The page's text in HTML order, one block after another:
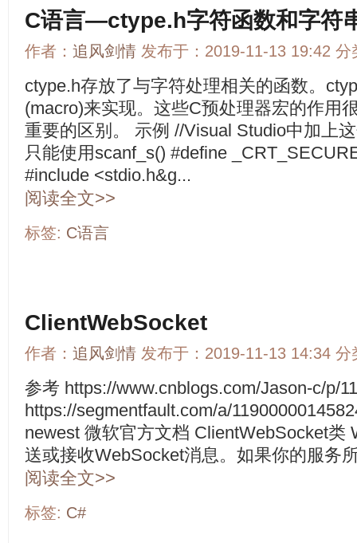
C语言—ctype.h字符函数和字符
作者： 追风剑情 发布于：2019-11-13 19:42 分
ctype.h存放了与字符处理相关的函数。
(macro)来实现。这些C预处理器宏的作用
重要的区别。 示例 //Visual Studio中加上
只能使用scanf_s() #define
#include <stdio.h&g...
阅读全文>>
标签: C语言
ClientWebSocket
作者： 追风剑情 发布于：2019-11-13 14:34 分
参考 https://www.cnblogs.com/Jason-c/p/
https://segmentfault.com/a/
newest 微软官方文档 ClientWebSocket类
送或接收WebSocket消息。如果你的服务
阅读全文>>
标签: C#